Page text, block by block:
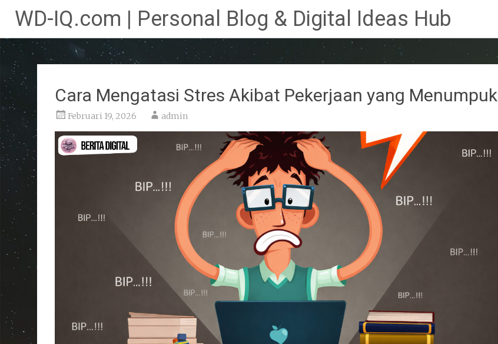
Lompat
konten
WD-IQ.com | Personal Blog & Digital Ideas Hub
Cara Mengatasi Stres Akibat Pekerjaan yang Menumpuk
Februari 19, 2026 admin